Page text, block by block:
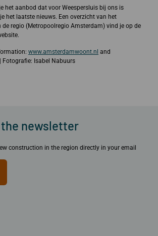
het aanbod dat voor Weespersluis bij ons is
het laatste nieuws. Een overzicht van het
regio (Metropoolregio Amsterdam) vind je op de
www.amsterdamwoont.nl and
| Fotografie: Isabel Nabuurs
newsletter
construction in the region directly in your email